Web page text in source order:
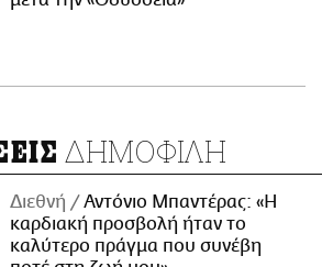
ΔΗΜΟΦΙΛΗ
Διεθνή
Αντόνιο Μπαντέρας: «Η
καρδιακή προσβολή ήταν το
καλύτερο πράγμα που συνέβη